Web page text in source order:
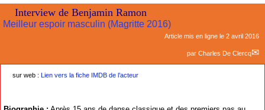
Interview de Benjamin Ramon
Meilleur espoir masculin (Magritte 2016)
Article mis en ligne le 2 avril 2016
par Charles De Clercq
sur web : Lien vers la fiche IMDB de l’acteur